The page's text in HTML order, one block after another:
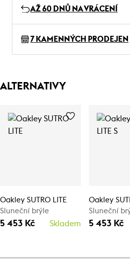
AŽ 60 DNŮ NA VRÁCENÍ
7 KAMENNÝCH PRODEJEN
ALTERNATIVY
Oakley SUTRO LITE
Sluneční brýle
5 453 Kč Skladem
Oakley
Sluneční
5 453 Kč